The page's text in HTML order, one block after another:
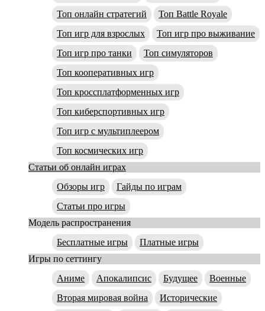
Топ онлайн стратегий
Топ Battle Royale
Топ игр для взрослых
Топ игр про выживание
Топ игр про танки
Топ симуляторов
Топ кооперативных игр
Топ кроссплатформенных игр
Топ киберспортивных игр
Топ игр с мультиплеером
Топ космических игр
Статьи об онлайн играх
Обзоры игр
Гайды по играм
Статьи про игры
Модель распространения
Бесплатные игры
Платные игры
Игры по сеттингу
Аниме
Апокалипсис Будущее
Военные
Вторая мировая война
Исторические